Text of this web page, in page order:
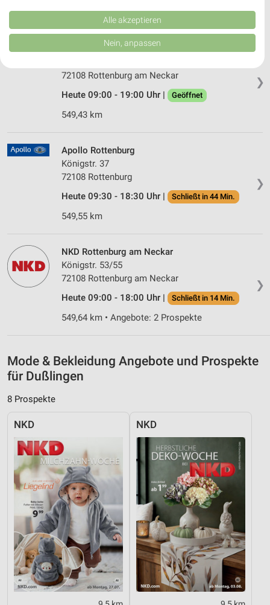
549,68 km • Angebote: 1 Prospekt
❯
Ernsting's family Rottenburg am Neckar
72108 Rottenburg am Neckar
Heute 09:00 - 19:00 Uhr |
Geöffnet
549,43 km
❯
Apollo Rottenburg
Königstr. 37
72108 Rottenburg
Heute 09:30 - 18:30 Uhr |
Schließt in 44 Min.
549,55 km
❯
NKD Rottenburg am Neckar
Königstr. 53/55
72108 Rottenburg am Neckar
Heute 09:00 - 18:00 Uhr |
Schließt in 14 Min.
549,64 km • Angebote: 2 Prospekte
Mode & Bekleidung Angebote und Prospekte
für Dußlingen
8 Prospekte
NKD NKD
Kombinationen von Daten aus verschiedenen Quellen. Entwicklung und
Verbesserung der Angebote. Verwendung reduzierter Daten zur Auswahl
von Inhalten.
Daten können außerhalb der Europäischen Union weitergegeben und in die
Website/App.
IAB-Verarbeitungszwecke:
auf einem Endgerät
Verwendung reduzierter Daten zur Auswahl von
Werbeanzeigen
Erstellung von Profilen für personalisierte
personalisierter Werbung
Erstellung von Profilen zur Personalisierung
von Inhalten
personalisierter Inhalte
Messung der Performance von Inhalten
Analyse von Zielgruppen durch Statistiken oder
Kombinationen von Daten aus verschiedenen
Entwicklung und Verbesserung der Angebote
Verwendung reduzierter Daten zur Auswahl von
Inhalten
IAB-Besonderheiten:
Verwendung genauer Standortdaten
Geräte anhand von aktiv angeforderten
Informationen identifizieren
Nicht-IAB-Verarbeitungszwecke:
Notwendig
Alle akzeptieren
Nein, anpassen